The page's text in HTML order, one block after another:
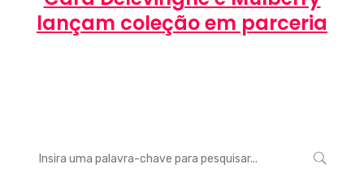
lançam coleção em parceria